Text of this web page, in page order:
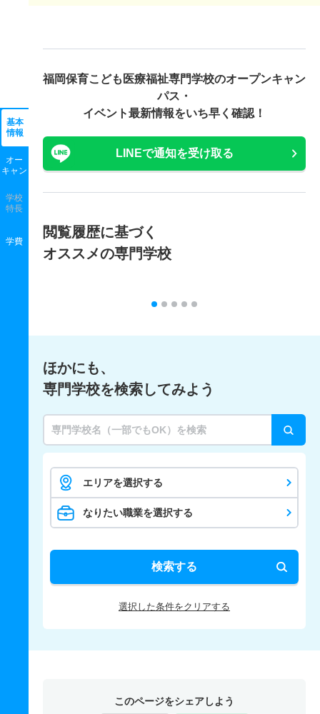
基本
情報
オー
キャン
学校
特長
学費
福岡保育こども医療福祉専門学校のオープンキャン
パス・
イベント最新情報をいち早く確認！
LINEで通知を受け取る
閲覧履歴に基づく
オススメの専門学校
ほかにも、
専門学校を検索してみよう
エリアを選択する
なりたい職業を選択する
検索する
選択した条件をクリアする
このページをシェアしよう